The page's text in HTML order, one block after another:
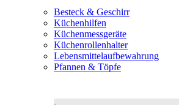
Besteck & Geschirr
Küchenhilfen
Küchenmessgeräte
Küchenrollenhalter
Lebensmittelaufbewahrung
Pfannen & Töpfe